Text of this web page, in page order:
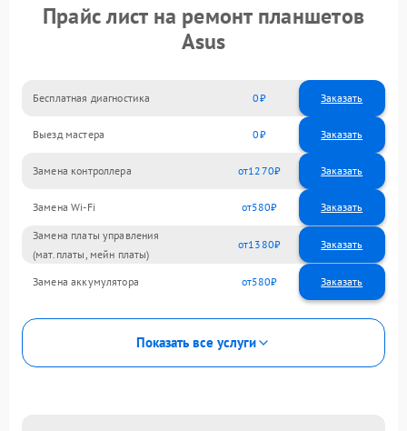
Прайс лист на ремонт планшетов
Asus
Бесплатная диагностика 0 Заказать
Выезд мастера 0 Заказать
Замена контроллера 1270
Замена Wi-Fi 580
Замена платы управления
(мат.платы, мейн платы)
1380
Замена аккумулятора 580
Показать все услуги